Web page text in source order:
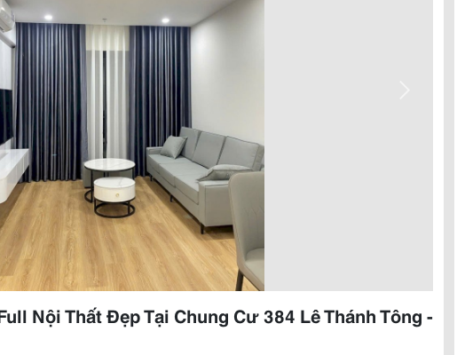
Nội Thất Đẹp Tại Chung Cư 384 Lê Thánh Tông -